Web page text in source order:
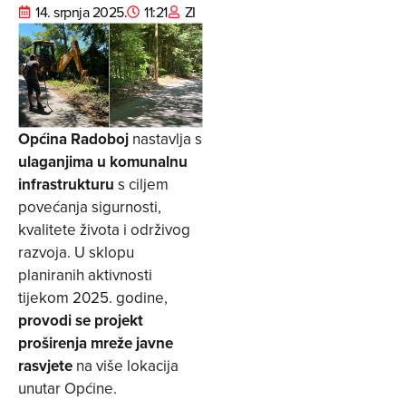
14. srpnja 2025. 11:21 ZI
Općina Radoboj nastavlja s
ulaganjima u komunalnu
infrastrukturu s ciljem
povećanja sigurnosti,
kvalitete života i održivog
razvoja. U sklopu
planiranih aktivnosti
tijekom 2025. godine,
provodi se projekt
proširenja mreže javne
rasvjete na više lokacija
unutar Općine.